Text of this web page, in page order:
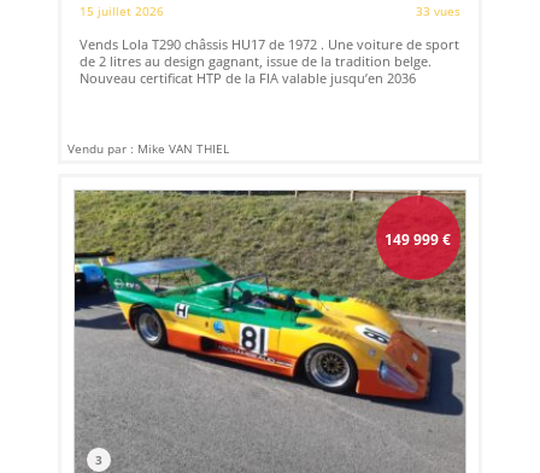
15 juillet 2026 33 vues
Vends Lola T290 châssis HU17 de 1972 . Une voiture de sport
de 2 litres au design gagnant, issue de la tradition belge.
Nouveau certificat HTP de la FIA valable jusqu’en 2036
Vendu par : Mike VAN THIEL
149 999€
3